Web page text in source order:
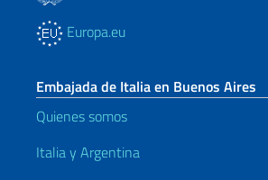
Europa.eu
Embajada de Italia en Buenos Aires
Quienes somos
Italia y Argentina